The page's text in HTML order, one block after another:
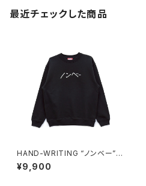
最近チェックした商品
HAND-WRITING “ノンベー” L
¥9,900